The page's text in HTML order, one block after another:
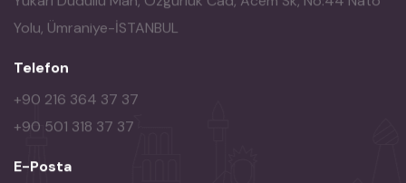
Yolu, Ümraniye-İSTANBUL
Telefon
+90 216 364 37 37
+90 501 318 37 37
E-Posta